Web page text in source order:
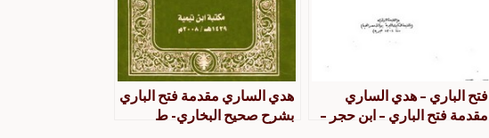
فتح الباري – هدي الساري
مقدمة فتح الباري – ابن حجر –
هدي الساري مقدمة فتح الباري
بشرح صحيح البخاري- ط